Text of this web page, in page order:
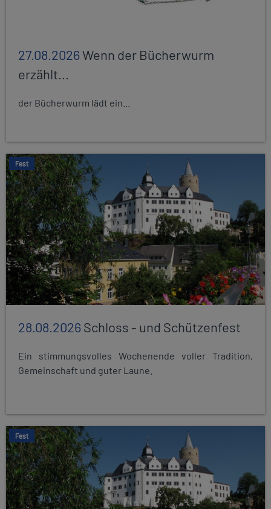
27.08.2026Wenn der Bücherwurm
erzählt...
der Bücherwurm lädt ein...
Fest
28.08.2026Schloss - und Schützenfest
Ein stimmungsvolles Wochenende voller Tradition,
Gemeinschaft und guter Laune.
Fest